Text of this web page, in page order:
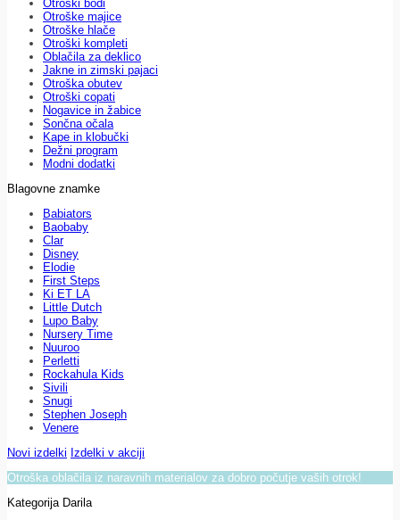
Otroški bodi
Otroške majice
Otroške hlače
Otroški kompleti
Oblačila za deklico
Jakne in zimski pajaci
Otroška obutev
Otroški copati
Nogavice in žabice
Sončna očala
Kape in klobučki
Dežni program
Modni dodatki
Blagovne znamke
Babiators
Baobaby
Clar
Disney
Elodie
First Steps
Ki ET LA
Little Dutch
Lupo Baby
Nursery Time
Nuuroo
Perletti
Rockahula Kids
Sivili
Snugi
Stephen Joseph
Venere
Novi izdelki Izdelki v akciji
Otroška oblačila iz naravnih materialov za dobro počutje vaših otrok!
Kategorija Darila